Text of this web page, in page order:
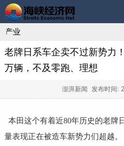
产业
老牌日系车企卖不过新势力
万辆，不及零跑、理想
澎湃新闻 发布时间:
本田这个有着近80年历史的老牌
量表现正在被造车新势力们超越。